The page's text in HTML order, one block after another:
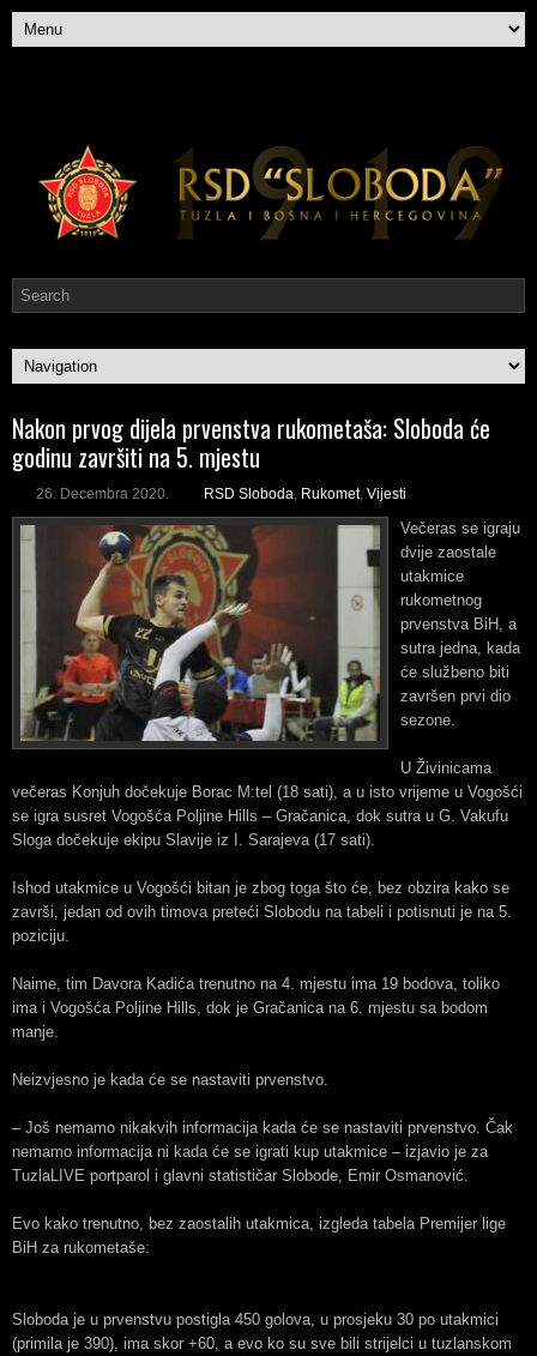
Nakon prvog dijela prvenstva rukometaša: Sloboda će
godinu završiti na 5. mjestu
26. Decembra 2020. RSD Sloboda Rukomet, Vijesti
Večeras se igraju
dvije zaostale
utakmice
rukometnog
prvenstva BiH, a
sutra jedna, kada
će službeno biti
završen prvi dio
sezone.
U Živinicama
večeras Konjuh dočekuje Borac M:tel (18 sati), a u isto vrijeme u Vogošći
se igra susret Vogošća Poljine Hills – Gračanica, dok sutra u G. Vakufu
Sloga dočekuje ekipu Slavije iz I. Sarajeva (17 sati).
Ishod utakmice u Vogošći bitan je zbog toga što će, bez obzira kako se
završi, jedan od ovih timova preteći Slobodu na tabeli i potisnuti je na 5.
poziciju.
Naime, tim Davora Kadića trenutno na 4. mjestu ima 19 bodova, toliko
ima i Vogošća Poljine Hills, dok je Gračanica na 6. mjestu sa bodom
manje.
Neizvjesno je kada će se nastaviti prvenstvo.
– Još nemamo nikakvih informacija kada će se nastaviti prvenstvo. Čak
nemamo informacija ni kada će se igrati kup utakmice – izjavio je za
TuzlaLIVE portparol i glavni statističar Slobode, Emir Osmanović.
Evo kako trenutno, bez zaostalih utakmica, izgleda tabela Premijer lige
BiH za rukometaše:
Sloboda je u prvenstvu postigla 450 golova, u prosjeku 30 po utakmici
(primila je 390), ima skor +60, a evo ko su sve bili strijelci u tuzlanskom